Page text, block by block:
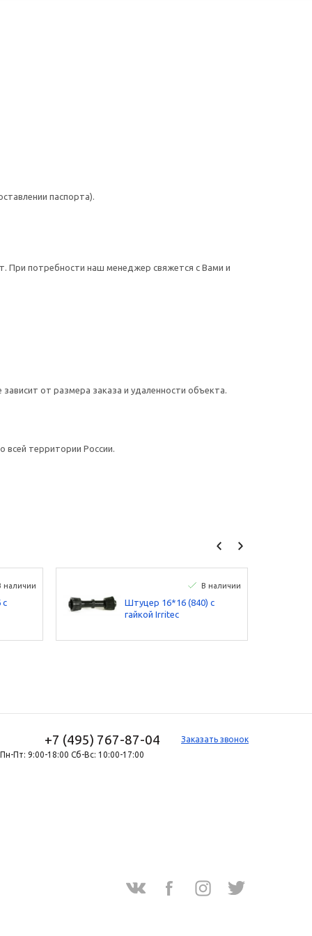
паспорта).
При потребности наш менеджер свяжется с Вами и
от размера заказа и удаленности объекта.
территории России.
наличии
с
В наличии
Штуцер 16*16 (840) с
гайкой Irritec
+7 (495) 767-87-04
Заказать звонок
Пн-Пт: 9:00-18:00 Сб-Вс: 10:00-17:00